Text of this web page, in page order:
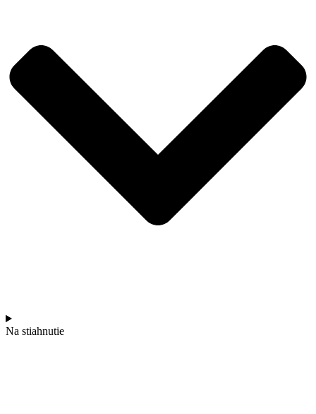
Na stiahnutie